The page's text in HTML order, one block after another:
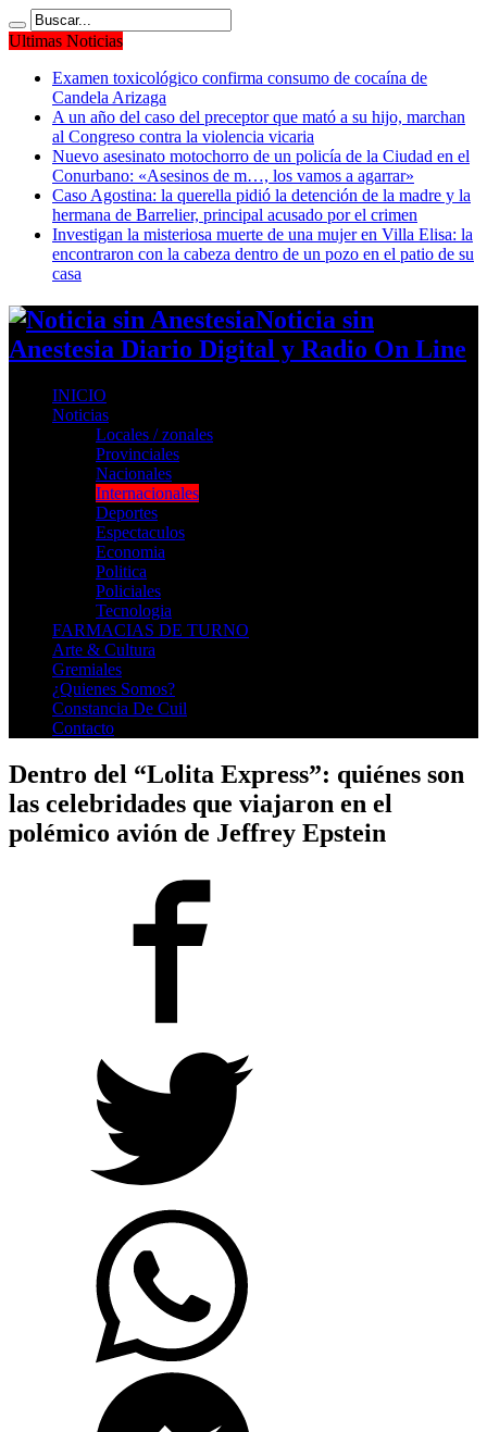
Ultimas Noticias
Examen toxicológico confirma consumo de cocaína de
Candela Arizaga
A un año del caso del preceptor que mató a su hijo, marchan
al Congreso contra la violencia vicaria
Nuevo asesinato motochorro de un policía de la Ciudad en el
Conurbano: «Asesinos de m…, los vamos a agarrar»
Caso Agostina: la querella pidió la detención de la madre y la
hermana de Barrelier, principal acusado por el crimen
Investigan la misteriosa muerte de una mujer en Villa Elisa: la
encontraron con la cabeza dentro de un pozo en el patio de su
casa
Noticia sin
Anestesia Diario Digital y Radio On Line
INICIO
Noticias
Locales / zonales
Provinciales
Nacionales
Internacionales
Deportes
Espectaculos
Economia
Politica
Policiales
Tecnologia
FARMACIAS DE TURNO
Arte & Cultura
Gremiales
¿Quienes Somos?
Constancia De Cuil
Contacto
Dentro del “Lolita Express”: quiénes son
las celebridades que viajaron en el
polémico avión de Jeffrey Epstein